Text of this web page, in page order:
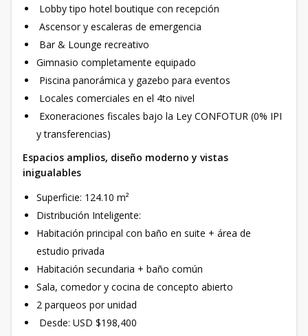
Lobby tipo hotel boutique con recepción
Ascensor y escaleras de emergencia
Bar & Lounge recreativo
Gimnasio completamente equipado
Piscina panorámica y gazebo para eventos
Locales comerciales en el 4to nivel
Exoneraciones fiscales bajo la Ley CONFOTUR (0% IPI
y transferencias)
Espacios amplios, diseño moderno y vistas
inigualables
Superficie: 124.10 m²
Distribución Inteligente:
Habitación principal con baño en suite + área de
estudio privada
Habitación secundaria + baño común
Sala, comedor y cocina de concepto abierto
2 parqueos por unidad
Desde: USD $198,400